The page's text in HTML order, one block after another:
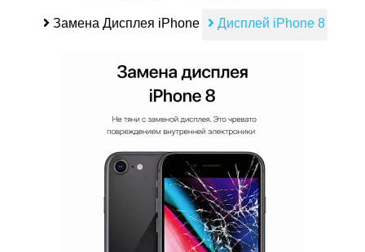
Замена Дисплея iPhone Дисплей iPhone 8